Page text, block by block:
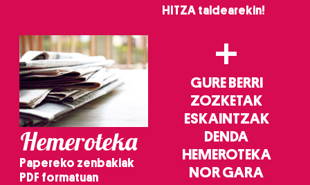
HITZA taldearekin!
Hemeroteka
Papereko zenbakiak
PDF formatuan
+
GURE BERRI
ZOZKETAK
ESKAINTZAK
DENDA
HEMEROTEKA
NOR GARA